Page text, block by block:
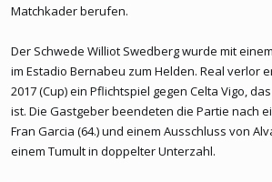
Matchkader berufen.
Der Schwede Williot Swedberg wurde mit
im Estadio Bernabeu zum Helden. Real verlor
2017 (Cup) ein Pflichtspiel gegen Celta Vigo,
ist. Die Gastgeber beendeten die Partie nach
Fran Garcia (64.) und einem Ausschluss von
einem Tumult in doppelter Unterzahl.